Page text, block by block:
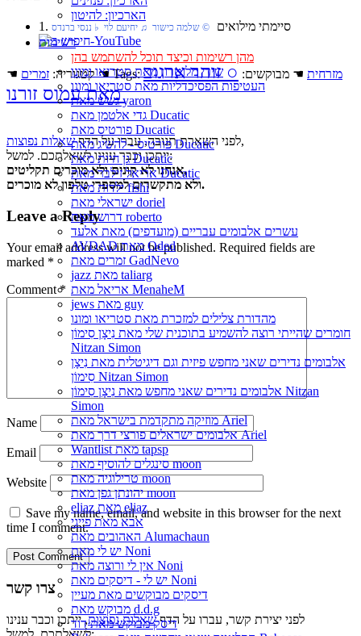
הארכיון: להיטון
רשימות
מהן רשימות וכיצד תוכל להשתמש בהן
שירי מלוטרון מאת סטריאו ומונו
העטיפות הפסיכדליות מאת סטריאו ומונו
גשש מאת yaron
גדי אלטמן מאת Ducatic
פורטיס מאת Ducatic
פורטיס - להשיג מאת Ducatic
גן חיות מאת Ducatic
אריאל זילבר מאת Ducatic
ילדות מאת fishi
ישראלי מאת doriel
דרוש מאת roberto
עשרים אלבומים עבריים (מועדפים) מאת אלעד
AVDAD מאת Oded
זמרים מאת GadNevo
jazz מאת taliarg
אריאל מאת MenaheM
jews מאת guy
מהדורת צלילים למזכרת מאת סטריאו ומונו
חומרים שהייתי רוצה להשמיע בתוכנית שלי מאת נִיצָן סִימוֹן
Nitzan Simon
אלבומים נדירים שאני מחפש פיזית וגם דיגיטלית מאת נִיצָן
סִימוֹן Nitzan Simon
אלבומים נדירים שאני מחפש מאת נִיצָן סִימוֹן Nitzan
Simon
מוזיקה מתקדמת בישראל מאת Ariel
אלבומים ישראלים פורצי דרך מאת Ariel
Wantlist מאת tapsp
סינגלים להוסיף מאת moon
טרילוגיה מאת moon
יהונתן גפן מאת moon
eliaz מאת eliaz
אבא מאת פייגי
האהובים מאת Alumachaun
יש לי מאת Noni
אין לי ורוצה מאת Noni
יש לי - דיסקים מאת Noni
דיסקים מבוקשים מאת מעיין
מבוקש מאת d.d.g
דיסק מבוקש מאת דוד
1. סיימתי מילואים ‏ © שלמה כישור‏ ♫ יחיעם לוי‏ ♭ ננסי ברנדס
☚ קטגוריה: זמרים ☚ Tags: מזרחית ☚ מבוקשים: ○זוהר ארגוב
מאת עמוס זורנו
לפני השארת תגובה, עברו על הדףשאלות נפוצות
,
ייתכן וכבר ענינו לשאלתכם. למשל:
אנחנו לא קונים ולא מוכרים תקליטים,
ולא מתקשרים למספרי טלפון לא מוכרים.
Leave a Reply
Your email address will not be published. Required fields are
marked *
Comment*
Name
Email
Website
Save my name, email, and website in this browser for the next
time I comment.
צרו קשר
לפני יצירת קשר, עברו על הדףשאלות נפוצות, ייתכן וכבר ענינו